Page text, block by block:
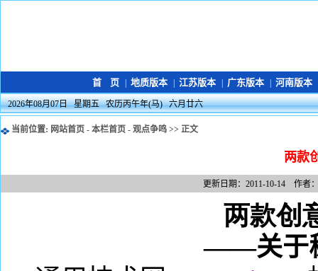
首 页 地质版本 江苏版本 广东版本 河南版本
2026年08月07日 星期五 农历丙午年(马) 六月廿六
当前位置: 网站首页 - 本栏首页 - 观点争鸣 >> 正文
两款
更新日期：2011-10-14 作者
两款创
——关于